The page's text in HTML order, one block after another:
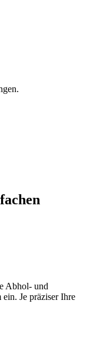
Abhol- und
Je präziser Ihre